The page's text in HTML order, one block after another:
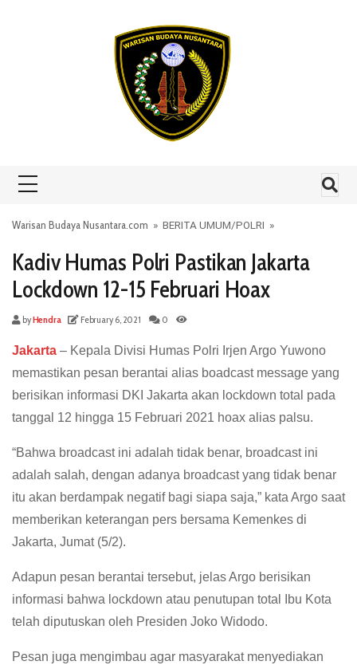
Warisan Budaya Nusantara.com » BERITA UMUM/POLRI »
Kadiv Humas Polri Pastikan Jakarta
Lockdown 12-15 Februari Hoax
byHendra February 6, 2021 0
Jakarta – Kepala Divisi Humas Polri Irjen Argo Yuwono
memastikan pesan berantai alias boadcast message yang
berisikan informasi DKI Jakarta akan lockdown total pada
tanggal 12 hingga 15 Februari 2021 hoax alias palsu.
“Bahwa broadcast ini adalah tidak benar, broadcast ini
adalah salah, dengan adanya broadcast yang tidak benar
itu akan berdampak negatif bagi siapa saja,” kata Argo saat
memberikan keterangan pers bersama Kemenkes di
Jakarta, Jumat (5/2).
Adapun pesan berantai tersebut, jelas Argo berisikan
informasi bahwa lockdown atau penutupan total Ibu Kota
telah diputuskan oleh Presiden Joko Widodo.
Pesan juga mengimbau agar masyarakat menyediakan